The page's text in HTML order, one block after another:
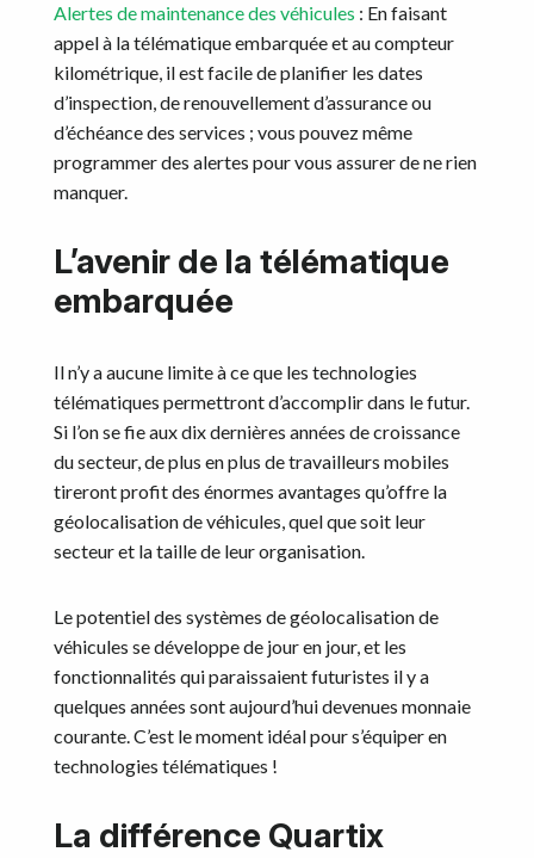
Alertes de maintenance des véhicules : En faisant
appel à la télématique embarquée et au compteur
kilométrique, il est facile de planifier les dates
d’inspection, de renouvellement d’assurance ou
d’échéance des services ; vous pouvez même
programmer des alertes pour vous assurer de ne rien
manquer.
L’avenir de la télématique
embarquée
Il n’y a aucune limite à ce que les technologies
télématiques permettront d’accomplir dans le futur.
Si l’on se fie aux dix dernières années de croissance
du secteur, de plus en plus de travailleurs mobiles
tireront profit des énormes avantages qu’offre la
géolocalisation de véhicules, quel que soit leur
secteur et la taille de leur organisation.
Le potentiel des systèmes de géolocalisation de
véhicules se développe de jour en jour, et les
fonctionnalités qui paraissaient futuristes il y a
quelques années sont aujourd’hui devenues monnaie
courante. C’est le moment idéal pour s’équiper en
technologies télématiques !
La différence Quartix